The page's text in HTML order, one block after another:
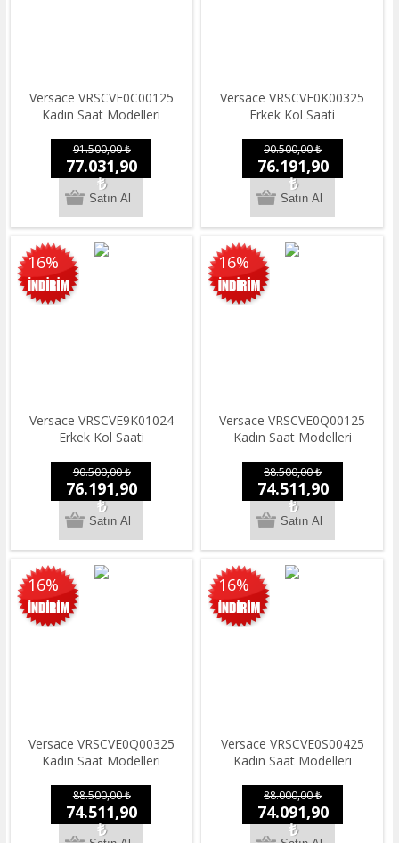
Versace VRSCVE0C00125
Kadın Saat Modelleri
91.500,00 ₺
77.031,90
₺
Versace VRSCVE0K00325
Erkek Kol Saati
90.500,00 ₺
76.191,90
₺
16%
Versace VRSCVE9K01024
Erkek Kol Saati
90.500,00 ₺
76.191,90
₺
16%
Versace VRSCVE0Q00125
Kadın Saat Modelleri
88.500,00 ₺
74.511,90
₺
16%
Versace VRSCVE0Q00325
Kadın Saat Modelleri
88.500,00 ₺
74.511,90
₺
16%
Versace VRSCVE0S00425
Kadın Saat Modelleri
88.000,00 ₺
74.091,90
₺